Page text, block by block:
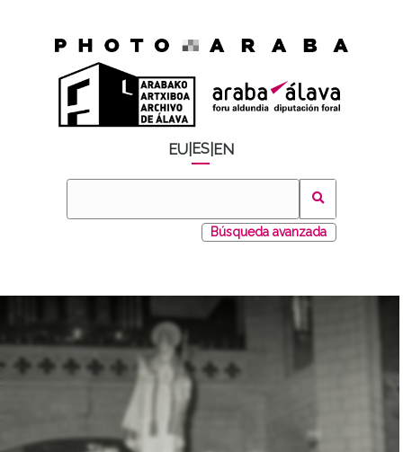
EU ES EN
Búsqueda avanzada